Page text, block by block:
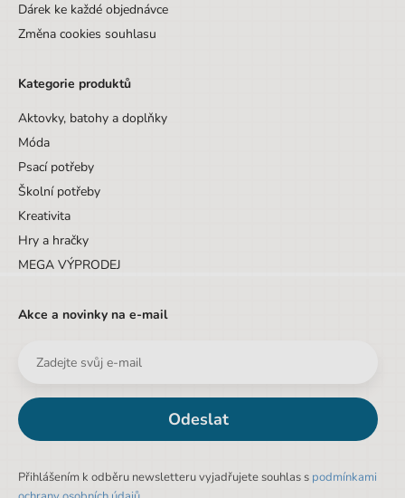
Dárek ke každé objednávce
Změna cookies souhlasu
Kategorie produktů
Aktovky, batohy a doplňky
Móda
Psací potřeby
Školní potřeby
Kreativita
Hry a hračky
MEGA VÝPRODEJ
Akce a novinky na e-mail
Odeslat
Přihlášením k odběru newsletteru vyjadřujete souhlas s podmínkami